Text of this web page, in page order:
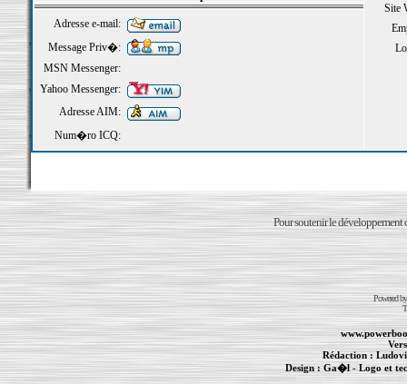
Site
Adresse e-mail:
Message Priv�:
MSN Messenger:
Yahoo Messenger:
Adresse AIM:
Num�ro ICQ:
Pour soutenir le développement
Powered
Rédaction :
Design :Ga�l - Logo et
PowerBook- MacBook Pro